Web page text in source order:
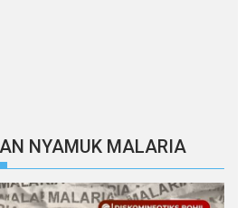
NYAMUK MALARIA